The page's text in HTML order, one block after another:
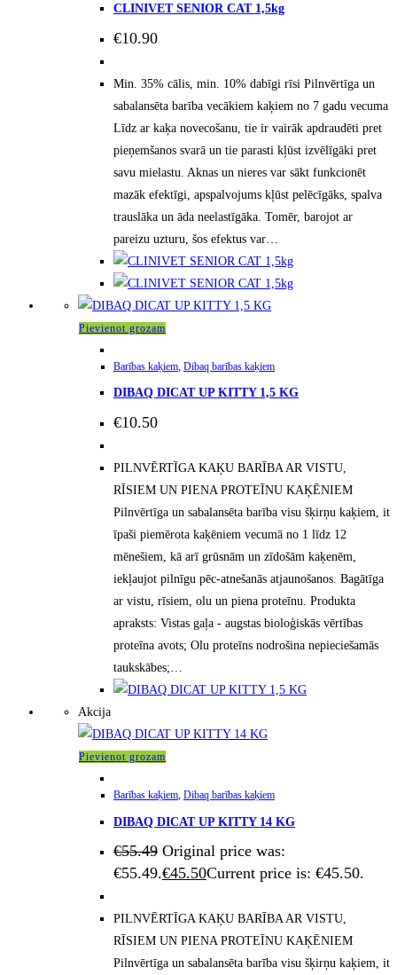
CLINIVET SENIOR CAT 1,5kg
€10.90
Min. 35% cālis, min. 10% dabīgi rīsi Pilnvērtīga un
sabalansēta barība vecākiem kaķiem no 7 gadu vecuma
Līdz ar kaķa novecošanu, tie ir vairāk apdraudēti pret
pieņemšanos svarā un tie parasti kļūst izvēlīgāki pret
savu mielastu. Aknas un nieres var sākt funkcionēt
mazāk efektīgi, apspalvojums kļūst pelēcīgāks, spalva
trauslāka un āda neelastīgāka. Tomēr, barojot ar
pareizu uzturu, šos efektus var…
Pievienot grozam
Barības kaķiem, Dibaq barības kaķiem
DIBAQ DICAT UP KITTY 1,5 KG
€10.50
PILNVĒRTĪGA KAĶU BARĪBA AR VISTU,
RĪSIEM UN PIENA PROTEĪNU KAĶĒNIEM
Pilnvērtīga un sabalansēta barība visu šķirņu kaķiem, it
īpaši piemērota kaķēniem vecumā no 1 līdz 12
mēnešiem, kā arī grūsnām un zīdošām kaķenēm,
iekļaujot pilnīgu pēc-atnešanās atjaunošanos. Bagātīga
ar vistu, rīsiem, olu un piena proteīnu. Produkta
apraksts: Vistas gaļa - augstas bioloģiskās vērtības
proteīna avots; Olu proteīns nodrošina nepieciešamās
taukskābes;…
Akcija
Pievienot grozam
Barības kaķiem, Dibaq barības kaķiem
DIBAQ DICAT UP KITTY 14 KG
€55.49 Original price was:
€55.49.€45.50Current price is: €45.50.
PILNVĒRTĪGA KAĶU BARĪBA AR VISTU,
RĪSIEM UN PIENA PROTEĪNU KAĶĒNIEM
Pilnvērtīga un sabalansēta barība visu šķirņu kaķiem, it